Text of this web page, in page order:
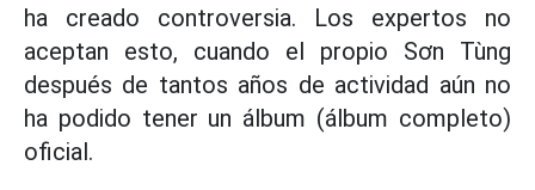
ha creado controversia. Los expertos no
aceptan esto, cuando el propio Sơn Tùng
después de tantos años de actividad aún no
ha podido tener un álbum (álbum completo)
oficial.